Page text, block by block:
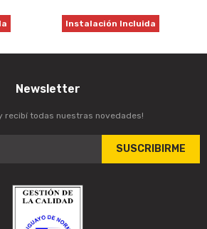
Instalación Incluida
Newsletter
recibí todas nuestras novedades!
SUSCRIBIRME